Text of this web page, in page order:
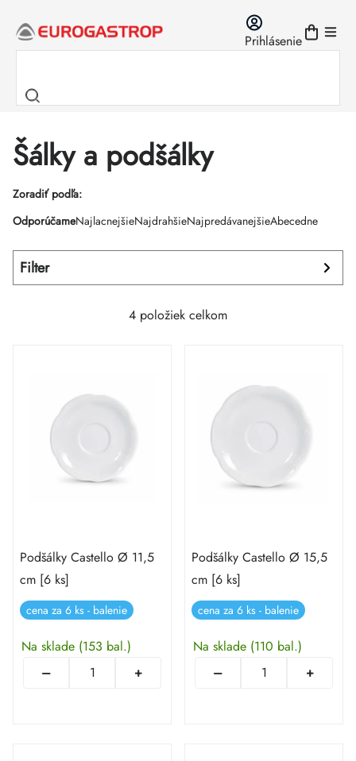
obsah
Prihlásenie
Šálky a podšálky
Zoradiť podľa:
Radenie
produktov
OdporúčameNajlacnejšieNajdrahšieNajpredávanejšieAbecedne
Filter
4 položiek celkom
Výpis
produktov
Podšálky Castello Ø 11,5
cm [6 ks]
cena za 6 ks - balenie
Na sklade (153 bal.)
Podšálky Castello Ø 15,5
cm [6 ks]
cena za 6 ks - balenie
Na sklade (110 bal.)